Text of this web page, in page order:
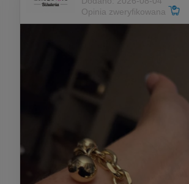
Opinia zweryfikowana